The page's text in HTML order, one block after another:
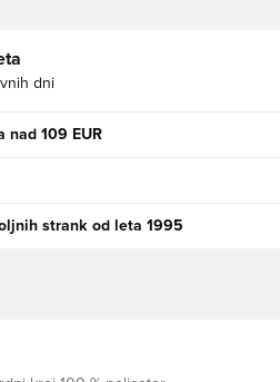
dni
nad 109 EUR
strank od leta 1995